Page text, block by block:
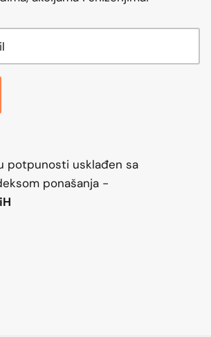
potpunosti usklađen sa
ponašanja -